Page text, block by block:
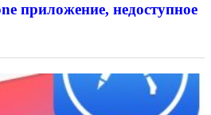
приложение, недоступное